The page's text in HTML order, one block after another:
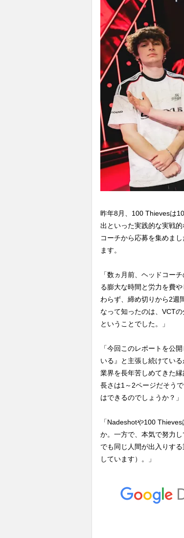
昨年8月、100 Thievesは
出といった実践的な実戦
コーチから応募を集めま
ます。
「数ヵ月前、ヘッドコー
る膨大な時間と労力を費
わらず、締め切りから2週
なって知ったのは、VCT
ということでした。」
「今回このレポートを公
いる』と主張し続けてい
業界を長年苦しめてきた
長さは1～2ページだそう
はできるのでしょうか？」
「Nadeshotや100
か。一方で、本気で努力
でも同じ人間が出入りす
しています）。」